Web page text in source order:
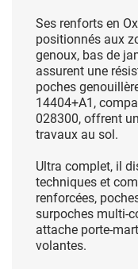
Ses renforts en
positionnés aux
genoux, bas de
assurent une
poches
14404+A1,
028300, offrent
travaux au sol.
Ultra complet, il
techniques et
renforcées,
surpoches multi-
attache porte-
volantes.